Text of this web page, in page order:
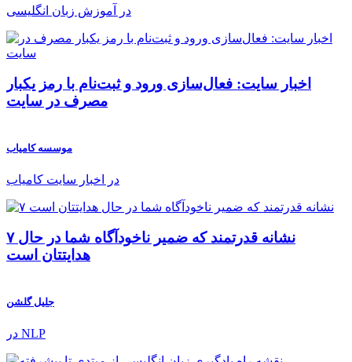
در آموزش زبان انگلیسی
اخبار سایت: فعال‌سازی ورود و ثبت‌نام با رمز یکبار
مصرف در سایت
موسسه کامیاب
در اخبار سایت کامیاب
۷ نشانه قدرتمند که ضمیر ناخودآگاه شما در حال
هدایتتان است
جلیل گلشن
در NLP